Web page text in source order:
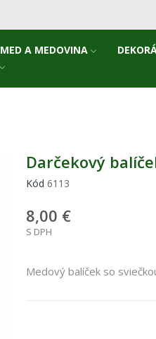
MED A MEDOVINA
Darčekový
Kód 6113
8,00 €
S DPH
Medový balíček so